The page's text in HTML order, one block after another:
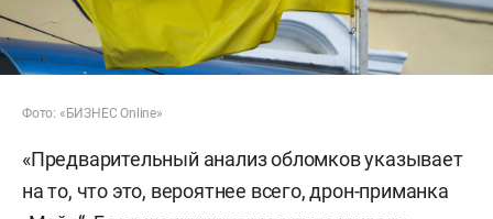
Фото: «БИЗНЕС Online»
«Предварительный анализ обломков указывает
на то, что это, вероятнее всего, дрон-приманка